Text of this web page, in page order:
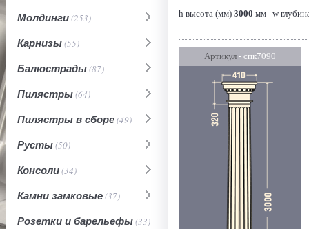
Молдинги(253)
Карнизы(55)
Балюстрады(87)
Пилястры(64)
Пилястры в сборе(49)
Русты(50)
Консоли(34)
Камни замковые(37)
Розетки и барельефы(33)
h высота (мм) 3000 мм w
Артикул - спк7090